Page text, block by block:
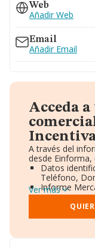
Web
Añadir Web
Email
Añadir Email
Acceda
A través del
desde
Datos
Teléfono,
Informe
Gráficos de
Consejo de
Directivos y
Ver más